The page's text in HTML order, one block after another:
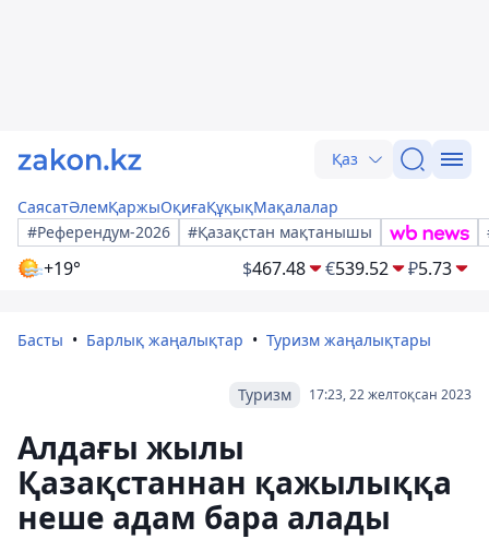
Қаз
СаясатӘлемҚаржыОқиғаҚұқықМақалалар
#Референдум-2026
#Қазақстан мақтанышы
+19° $467.48 €539.52 ₽5.73
Басты Барлық жаңалықтар Туризм жаңалықтары
17:23, 22 желтоқсан 2023
Туризм
Алдағы жылы
Қазақстаннан қажылыққа
неше адам бара алады